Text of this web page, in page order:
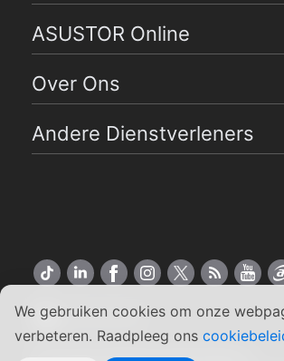
We gebruiken cookies om onze
verbeteren. Raadpleeg ons
ASUSTOR Online
Over Ons
Andere Dienstverleners
Nederlands
Copyright ©2026 ASUSTOR Inc.